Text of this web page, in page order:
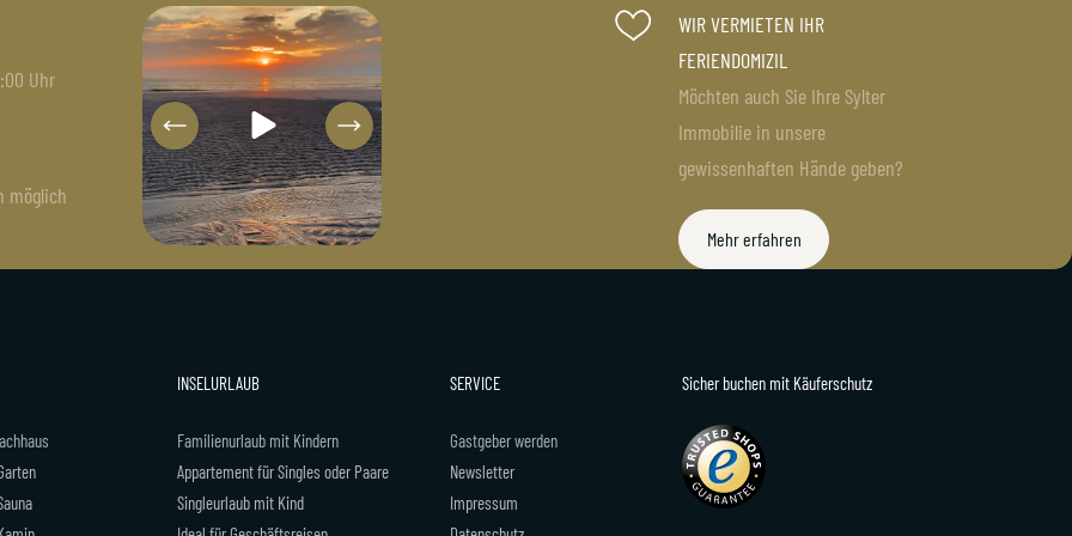
Uhr
möglich
sylterappartementservice
Juli 18
sylterappartementservice
WIR VERMIETEN IHR
FERIENDOMIZIL
Möchten auch Sie Ihre Sylter
Immobilie in unsere
gewissenhaften Hände geben?
Mehr erfahren
INSELURLAUB
Familienurlaub mit Kindern
Appartement für Singles oder Paare
Singleurlaub mit Kind
SERVICE
Gastgeber werden
Newsletter
Impressum
Sicher buchen mit Käuferschutz